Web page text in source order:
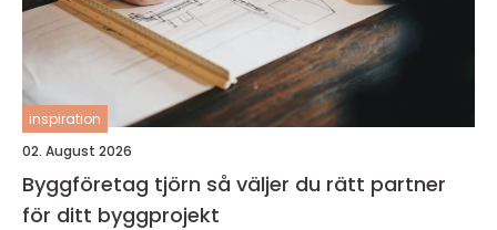
inspiration
02. August 2026
Byggföretag tjörn så väljer du rätt partner
för ditt byggprojekt